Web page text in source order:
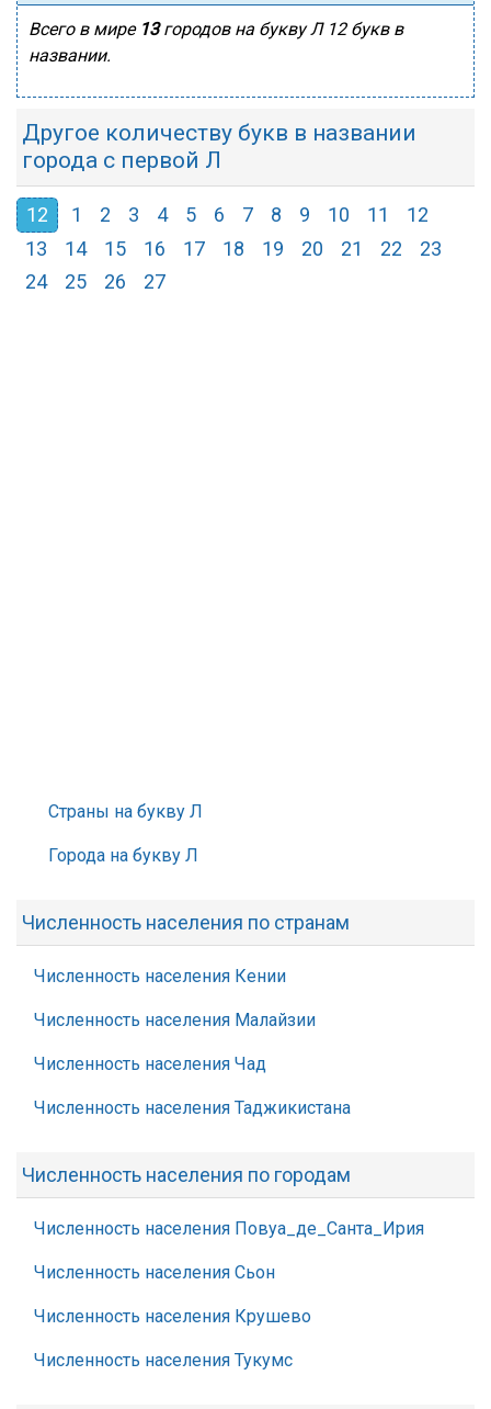
Всего в мире 13городов на букву Л 12 букв в
названии.
Другое количеству букв в названии
города с первой Л
12 1 2 3 4 5 6 7 8 9 10 11
12
13
14 15 16 17 18 19 20 21 22
23
24
25 26 27
Страны на букву Л
Города на букву Л
Численность населения по странам
Численность населения Кении
Численность населения Малайзии
Численность населения Чад
Численность населения Таджикистана
Численность населения по городам
Численность населения Повуа_де_Санта_Ирия
Численность населения Сьон
Численность населения Крушево
Численность населения Тукумс